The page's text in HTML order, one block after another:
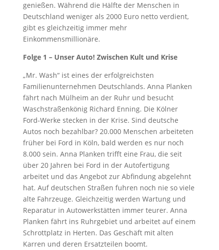
genießen. Während die Hälfte der Menschen in
Deutschland weniger als 2000 Euro netto verdient,
gibt es gleichzeitig immer mehr
Einkommensmillionäre.
Folge 1 – Unser Auto! Zwischen Kult und Krise
„Mr. Wash“ ist eines der erfolgreichsten
Familienunternehmen Deutschlands. Anna Planken
fährt nach Mülheim an der Ruhr und besucht
Waschstraßenkönig Richard Enning. Die Kölner
Ford-Werke stecken in der Krise. Sind deutsche
Autos noch bezahlbar? 20.000 Menschen arbeiteten
früher bei Ford in Köln, bald werden es nur noch
8.000 sein. Anna Planken trifft eine Frau, die seit
über 20 Jahren bei Ford in der Autofertigung
arbeitet und das Angebot zur Abfindung abgelehnt
hat. Auf deutschen Straßen fuhren noch nie so viele
alte Fahrzeuge. Gleichzeitig werden Wartung und
Reparatur in Autowerkstätten immer teurer. Anna
Planken fährt ins Ruhrgebiet und arbeitet auf einem
Schrottplatz in Herten. Das Geschäft mit alten
Karren und deren Ersatzteilen boomt.